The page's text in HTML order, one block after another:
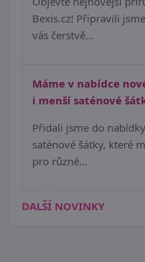
Bexis.cz! Připravili
vás čerstvě…
Máme v nabídce
i menší saténové
Přidali jsme do
saténové šátky, které
pro různé…
DALŠÍ NOVINKY